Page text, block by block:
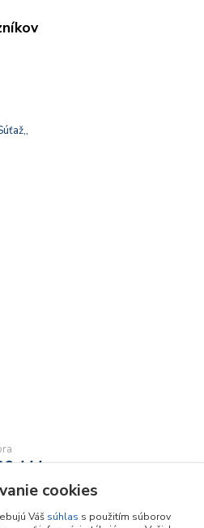
444
cookies
Váš súhlas s použitím súborov